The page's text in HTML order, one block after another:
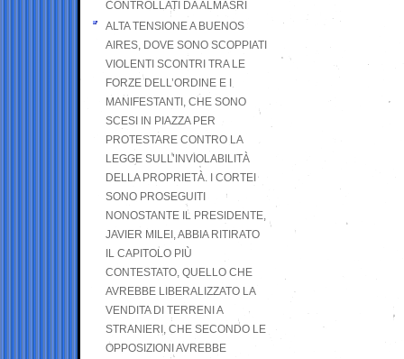
CONTROLLATI DA ALMASRI
ALTA TENSIONE A BUENOS
AIRES, DOVE SONO SCOPPIATI
VIOLENTI SCONTRI TRA LE
FORZE DELL’ORDINE E I
MANIFESTANTI, CHE SONO
SCESI IN PIAZZA PER
PROTESTARE CONTRO LA
LEGGE SULL’INVIOLABILITÀ
DELLA PROPRIETÀ. I CORTEI
SONO PROSEGUITI
NONOSTANTE IL PRESIDENTE,
JAVIER MILEI, ABBIA RITIRATO
IL CAPITOLO PIÙ
CONTESTATO, QUELLO CHE
AVREBBE LIBERALIZZATO LA
VENDITA DI TERRENI A
STRANIERI, CHE SECONDO LE
OPPOSIZIONI AVREBBE